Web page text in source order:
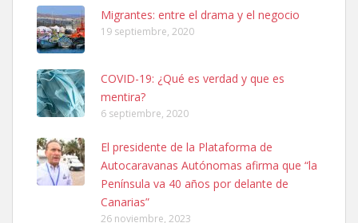
Leales.org » Gran Canaria
SHIBA PERDIDO AVDA JOSE MESA Y LOPEZ
PERRO MACHO RAZA SHIBA CON MICROCHIP PERDIDO HOY
06/07/2025 ZONA MESA Y LOPEZ. ES MUY ASUSTADIZO
Leales.org » Gran Canaria
6.7.2025
Migrantes: entre el drama y el negocio
19 septiembre, 2020
COVID-19: ¿Qué es verdad y que es
mentira?
6 septiembre, 2020
El presidente de la Plataforma de
Autocaravanas Autónomas afirma que “la
Península va 40 años por delante de
Canarias”
26 noviembre, 2023